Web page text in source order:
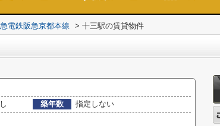
電鉄阪急京都本線 > 十三駅の賃貸物件
築年数
指定しない